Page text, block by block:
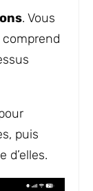
. Vous
puis
d’elles.